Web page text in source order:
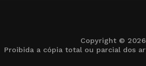
Copyright ©
Proibida a cópia total ou parcial dos